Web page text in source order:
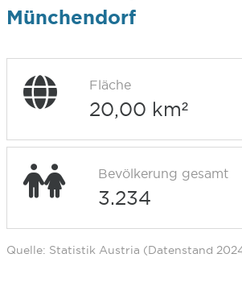
Münchendorf
Fläche
20,00 km²
Bevölkerung gesamt
3.234
Quelle: Statistik Austria (Datenstand